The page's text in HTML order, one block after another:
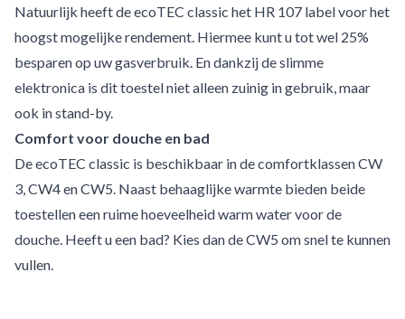
Natuurlijk heeft de ecoTEC classic het HR 107 label voor het
hoogst mogelijke rendement. Hiermee kunt u tot wel 25%
besparen op uw gasverbruik. En dankzij de slimme
elektronica is dit toestel niet alleen zuinig in gebruik, maar
ook in stand-by.
Comfort voor douche en bad
De ecoTEC classic is beschikbaar in de comfortklassen CW
3, CW4 en CW5. Naast behaaglijke warmte bieden beide
toestellen een ruime hoeveelheid warm water voor de
douche. Heeft u een bad? Kies dan de CW5 om snel te kunnen
vullen.